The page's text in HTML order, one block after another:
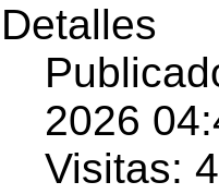
Detalles
2026
Visitas: